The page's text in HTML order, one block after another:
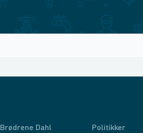
Brødrene Dahl Politikker